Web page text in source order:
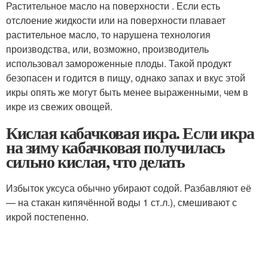
Растительное масло на поверхности . Если есть
отслоение жидкости или на поверхности плавает
растительное масло, то нарушена технология
производства, или, возможно, производитель
использовал замороженные плоды. Такой продукт
безопасен и годится в пищу, однако запах и вкус этой
икры опять же могут быть менее выраженными, чем в
икре из свежих овощей.
Кислая кабачковая икра. Если икра
на зиму кабачковая получилась
сильно кислая, что делать
Избыток уксуса обычно убирают содой. Разбавляют её
— на стакан кипячённой воды 1 ст.л.), смешивают с
икрой постепенно.